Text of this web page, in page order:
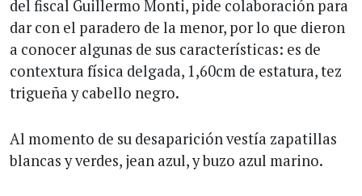
del fiscal Guillermo Monti, pide colaboración para
dar con el paradero de la menor, por lo que dieron
a conocer algunas de sus características: es de
contextura física delgada, 1,60cm de estatura, tez
trigueña y cabello negro.
Al momento de su desaparición vestía zapatillas
blancas y verdes, jean azul, y buzo azul marino.